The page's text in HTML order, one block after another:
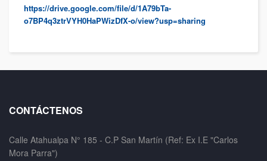
https://drive.google.com/file/d/1A79bTa-
o7BP4q3ztrVYH0HaPWizDfX-o/view?usp=sharing
CONTÁCTENOS
Calle Atahualpa N° 185 - C.P San Martín (Ref: Ex I.E "Carlos
Mora Parra")